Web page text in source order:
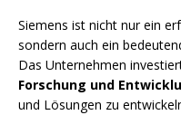
Siemens ist nicht nur ein
sondern auch ein
Das Unternehmen
Forschung und
und Lösungen zu